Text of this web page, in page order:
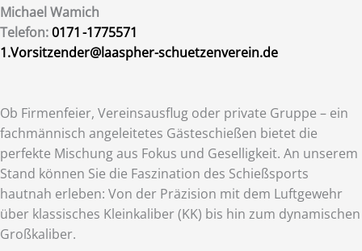
Michael Wamich
Telefon:0171 -1775571
1.Vorsitzender@laaspher-schuetzenverein.de
Ob Firmenfeier, Vereinsausflug oder private Gruppe – ein
fachmännisch angeleitetes Gästeschießen bietet die
perfekte Mischung aus Fokus und Geselligkeit. An unserem
Stand können Sie die Faszination des Schießsports
hautnah erleben: Von der Präzision mit dem Luftgewehr
über klassisches Kleinkaliber (KK) bis hin zum dynamischen
Großkaliber.